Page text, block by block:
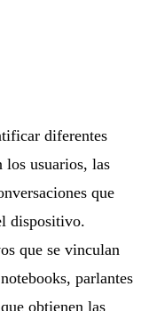
diferentes
los usuarios, las
que
dispositivo.
que se vinculan
parlantes
obtienen las